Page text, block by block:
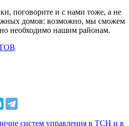
поговорите и с нами тоже, а не
домов: возможно, мы сможем
необходимо нашим районам.
систем управления в ТСН и в